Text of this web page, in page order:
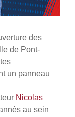
des
de Pont-
un panneau
Nicolas
au sein